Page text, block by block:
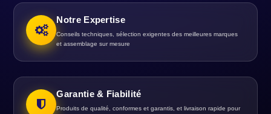
Notre Expertise
Conseils techniques, sélection exigentes des meilleures marques
et assemblage sur mesure
Garantie & Fiabilité
Produits de qualité, conformes et garantis, et livraison rapide pour